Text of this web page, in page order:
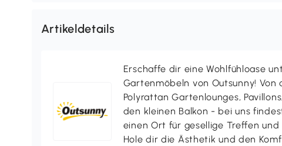
Artikeldetails
Erschaffe dir eine Wohlfühloase
Gartenmöbeln von Outsunny! Von
Polyrattan Gartenlounges,
den kleinen Balkon - bei uns
einen Ort für gesellige Treffen
Hole dir die Ästhetik und den